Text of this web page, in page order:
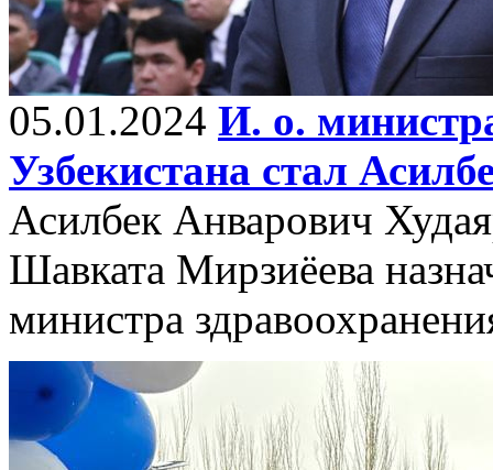
05.01.2024 И. о.
Узбекистана стал
Асилбек Анварович
Шавката Мирзиёева
министра